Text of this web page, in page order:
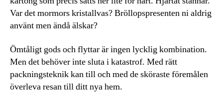
Var det mormors kristallvas? Bröllopspresenten ni aldrig
använt men ändå älskar?
Ömtåligt gods och flyttar är ingen lycklig kombination.
Men det behöver inte sluta i katastrof. Med rätt
packningsteknik kan till och med de sköraste föremålen
överleva resan till ditt nya hem.